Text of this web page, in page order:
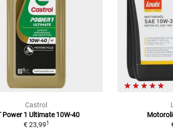
Castrol
Power 1 Ultimate 10W-40
€ 23,991